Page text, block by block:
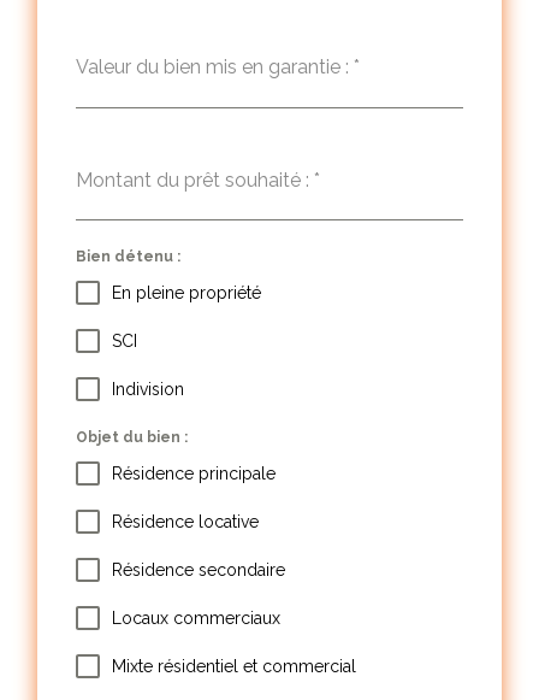
Valeur du bien mis en garantie : *
Montant du prêt souhaité : *
Bien détenu :
En pleine propriété
SCI
Indivision
Objet du bien :
Résidence principale
Résidence locative
Résidence secondaire
Locaux commerciaux
Mixte résidentiel et commercial